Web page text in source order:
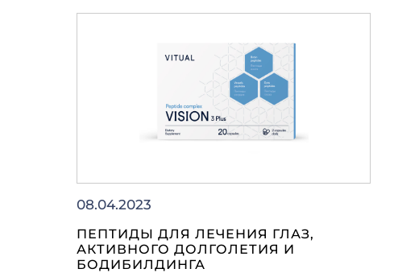
08.04.2023
ПЕПТИДЫ ДЛЯ ЛЕЧЕНИЯ ГЛАЗ,
АКТИВНОГО ДОЛГОЛЕТИЯ И
БОДИБИЛДИНГА